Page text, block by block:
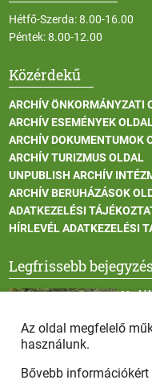
Hétfő-Szerda: 8.00-16.00
Péntek: 8.00-12.00
Közérdekű
ARCHÍV ÖNKORMÁNYZATI
ARCHÍV ESEMÉNYEK
ARCHÍV DOKUMENTUMOK
ARCHÍV TURIZMUS OLDAL
UNPUBLISH ARCHÍV
ARCHÍV BERUHÁZÁSOK
ADATKEZELÉSI
HÍRLEVÉL ADATKEZELÉSI
Legfrissebb
Az oldal megfelelő
használunk.
Bővebb